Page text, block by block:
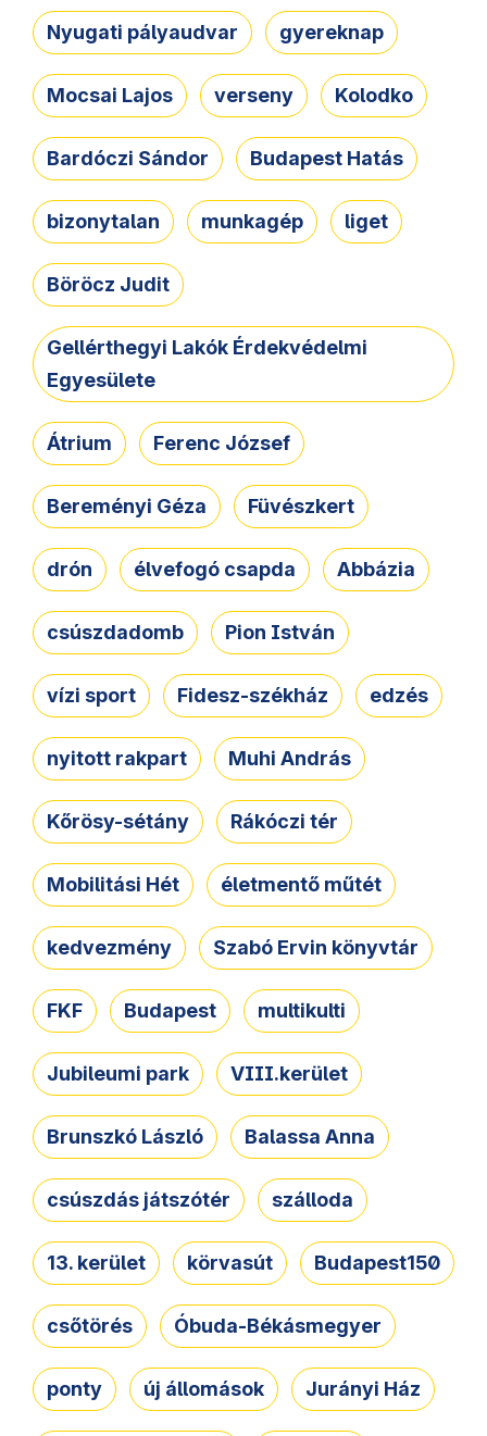
Nyugati pályaudvar gyereknap
Mocsai Lajos verseny Kolodko
Bardóczi Sándor Budapest Hatás
bizonytalan munkagép liget
Böröcz Judit
Gellérthegyi Lakók Érdekvédelmi
Egyesülete
Átrium Ferenc József
Bereményi Géza Füvészkert
drón élvefogó csapda Abbázia
csúszdadomb Pion István
vízi sport Fidesz-székház edzés
nyitott rakpart Muhi András
Kőrösy-sétány Rákóczi tér
Mobilitási Hét életmentő műtét
kedvezmény Szabó Ervin könyvtár
FKF Budapest multikulti
Jubileumi park VIII.kerület
Brunszkó László Balassa Anna
csúszdás játszótér szálloda
13. kerület körvasút Budapest150
csőtörés Óbuda-Békásmegyer
ponty új állomások Jurányi Ház